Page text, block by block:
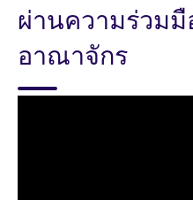
ผ่านความร่วม
อาณาจักร